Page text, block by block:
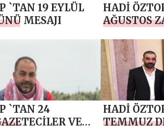
`TAN 19 EYLÜL
MESAJI
HADİ
AĞUSTOS
`TAN 24
VE
HADİ
TEMMUZ